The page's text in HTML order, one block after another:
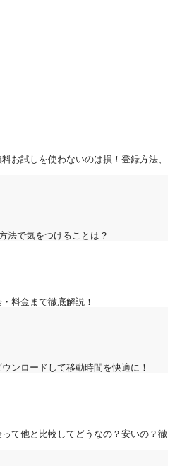
お試しを使わないのは損！登録方法、
法で気をつけることは？
料金まで徹底解説！
ンロードして移動時間を快適に！
って他と比較してどうなの？安いの？徹